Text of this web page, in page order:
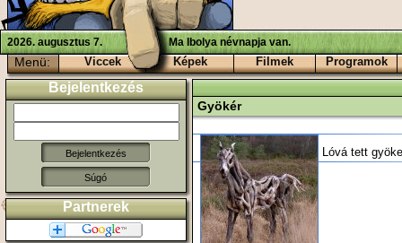
2026. augusztus 7. Ma Ibolya névnapja van.
Menü: Viccek Képek Filmek Programok
Bejelentkezés
Súgó
Partnerek
Gyökér
Lóvá tett